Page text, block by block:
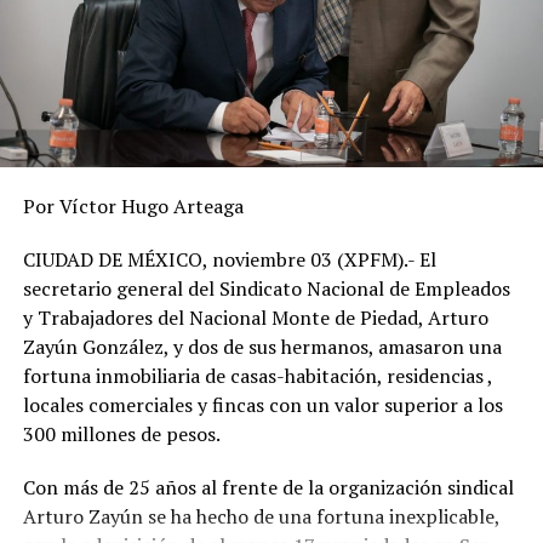
Para brindar asistencia a los ciudadanos
estadounidenses, el Departamento de Estado
recomienda llamar a 55 1076 868 206 desde México y al
1 8445286611 desde Estados Unidos.
RELATED TOPICS:
DESPUÉS
ANTES
El País está en calma, según, AMLO
Por Víctor Hugo Arteaga
CIUDAD DE MÉXICO, noviembre 03 (XPFM).- El
secretario general del Sindicato Nacional de Empleados
y Trabajadores del Nacional Monte de Piedad, Arturo
Zayún González, y dos de sus hermanos, amasaron una
fortuna inmobiliaria de casas-habitación, residencias ,
locales comerciales y fincas con un valor superior a los
300 millones de pesos.
Con más de 25 años al frente de la organización sindical
Arturo Zayún se ha hecho de una fortuna inexplicable,